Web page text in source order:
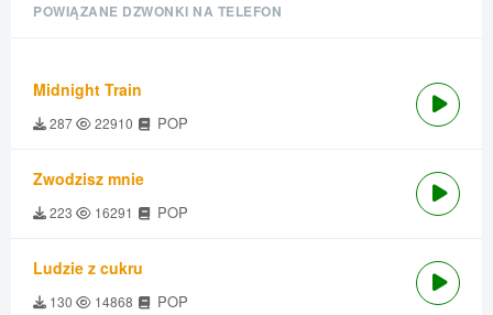
POWIĄZANE DZWONKI NA TELEFON
Midnight Train
287 22910 POP
Zwodzisz mnie
223 16291 POP
Ludzie z cukru
130 14868 POP